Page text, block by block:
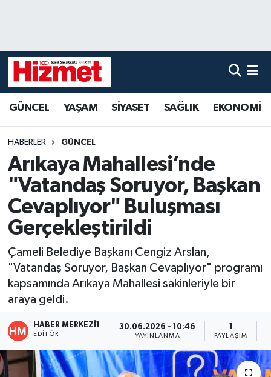
GÜNCEL YAŞAM SİYASET SAĞLIK EKONOMİ
HABERLER GÜNCEL
Arıkaya Mahallesi’nde
"Vatandaş Soruyor, Başkan
Cevaplıyor" Buluşması
Gerçekleştirildi
Çameli Belediye Başkanı Cengiz Arslan,
"Vatandaş Soruyor, Başkan Cevaplıyor" programı
kapsamında Arıkaya Mahallesi sakinleriyle bir
araya geldi.
HABER MERKEZI1
EDITÖR
30.06.2026 - 10:46
YAYINLANMA
1
PAYLAŞIM
YAŞAM
SİYASET
SAĞLIK
EKONOMİ
KÜLTÜR SANAT
SPOR
MAGAZİN
ÖZEL HABER
DTO
RESMİ REKLAM
Denizli Hava Durumu
Denizli Trafik Yoğunluk Haritası
Süper Lig Puan Durumu ve Fikstür
Tüm Manşetler
Son Dakika Haberleri
Haber Arşivi